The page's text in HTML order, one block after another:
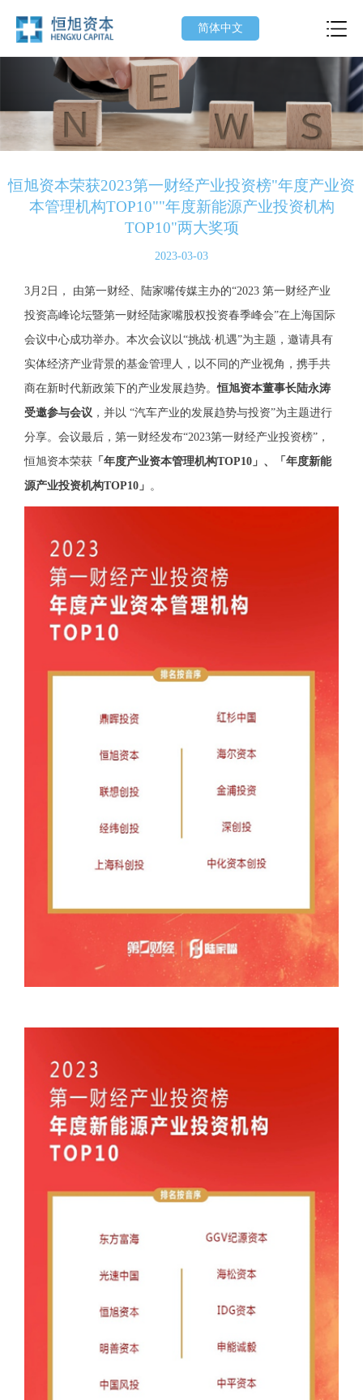
简体中文
恒旭资本荣获2023第一财经产业投资榜"年度产业资
本管理机构TOP10""年度新能源产业投资机构
TOP10"两大奖项
2023-03-03
3月2日， 由第一财经、陆家嘴传媒主办的“2023 第一财经产业
投资高峰论坛暨第一财经陆家嘴股权投资春季峰会”在上海国际
会议中心成功举办。本次会议以“挑战·机遇”为主题，邀请具有
实体经济产业背景的基金管理人，以不同的产业视角，携手共
商在新时代新政策下的产业发展趋势。恒旭资本董事长陆永涛
受邀参与会议 ，并以 “汽车产业的发展趋势与投资”为主题进行
分享。会议最后，第一财经发布“2023第一财经产业投资榜”，
恒旭资本荣获 「年度产业资本管理机构TOP10」、「年度新能
源产业投资机构TOP10」 。